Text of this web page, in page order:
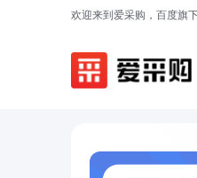
欢迎来到爱采购，百度旗